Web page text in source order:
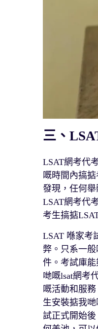
三、
LSAT網考代
嘅時間內搞
發現，任何
LSAT網考代
考生搞掂
LSAT 喺家考
弊。只系一
件。考試庫
哋嘅lsat網考
嘅活動和服
生安裝掂我
試正式開始